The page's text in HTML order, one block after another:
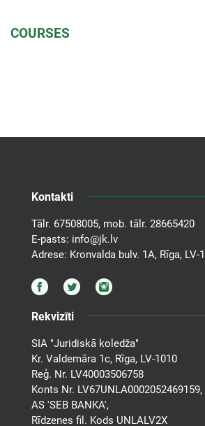
COURSES
Kontakti
Tālr. 67508005, mob. tālr. 28665420
E-pasts: info@jk.lv
Adrese: Kronvalda bulv. 1A, Rīga, LV-
Rekvizīti
SIA "Juridiskā koledža"
Kr. Valdemāra 1c, Rīga, LV-1010
Reģ. Nr. LV40003506758
Konts Nr. LV67UNLA0002052469159,
AS 'SEB BANKA',
Rīdzenes fil. Kods UNLALV2X